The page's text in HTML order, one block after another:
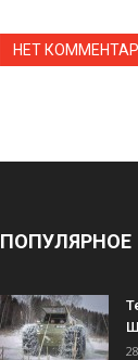
НЕТ
ПОПУЛЯРНОЕ